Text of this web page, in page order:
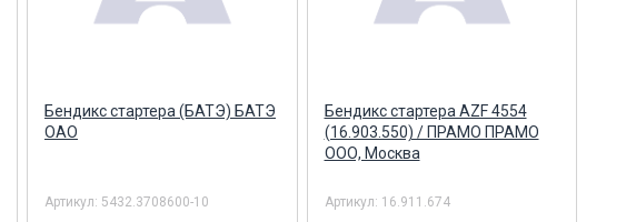
Бендикс стартера (БАТЭ) БАТЭ
ОАО
Артикул: 5432.3708600-10
Бендикс стартера AZF 4554
(16.903.550) / ПРАМО ПРАМО
ООО, Москва
Артикул: 16.911.674